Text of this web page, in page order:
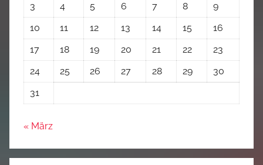
3
4 5 6 7 8
9
10
11 12 13 14 15
16
17
18 19 20 21 22
23
24
25 26 27 28 29
30
31
« März